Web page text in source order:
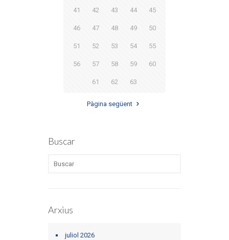
41 42 43 44 45
46 47 48 49 50
51 52 53 54 55
56 57 58 59 60
61 62 63
Pàgina següent
Buscar
Arxius
juliol 2026